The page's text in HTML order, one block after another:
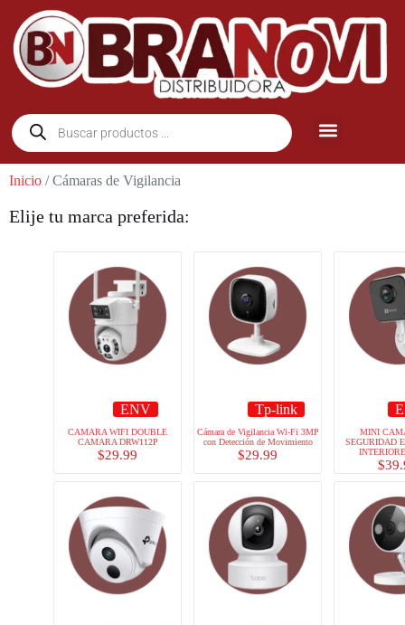
Inicio / Cámaras de Vigilancia
Elije tu marca preferida:
ENV
CAMARA WIFI DOUBLE
CAMARA DRW112P
$29.99
Tp-link
Cámara de Vigilancia Wi-Fi 3MP
con Detección de Movimiento
$29.99
MINI
SEGURIDAD
$